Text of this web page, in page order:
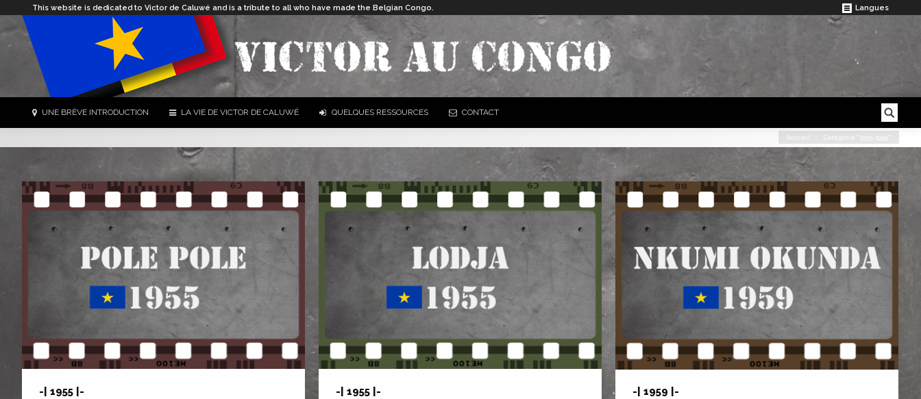
This website is dedicated to Victor de Caluwé and is a tribute to all who have made the Belgian Congo. Langues
UNE BRÈVE INTRODUCTION LA VIE DE VICTOR DE CALUWÉ QUELQUES RESSOURCES CONTACT Search:
Accueil Catégorie "1955-1959"
-| 1955 |-
-| 1955 |-
-| 1959 |-